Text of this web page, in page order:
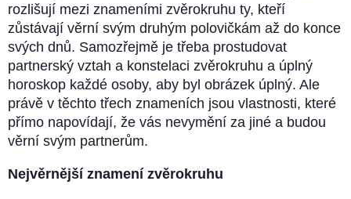
rozlišují mezi znameními zvěrokruhu ty, kteří
zůstávají věrní svým druhým polovičkám až do konce
svých dnů. Samozřejmě je třeba prostudovat
partnerský vztah a konstelaci zvěrokruhu a úplný
horoskop každé osoby, aby byl obrázek úplný. Ale
právě v těchto třech znameních jsou vlastnosti, které
přímo napovídají, že vás nevymění za jiné a budou
věrní svým partnerům.
Nejvěrnější znamení zvěrokruhu